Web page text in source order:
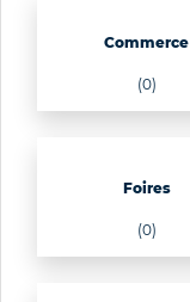
Commerce
(0)
Foires
(0)